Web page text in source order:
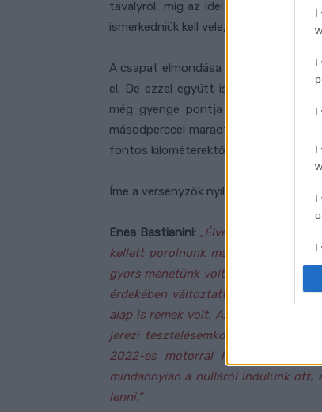
I
I
I
I
I
I
tavalyról, míg az idei modellról, a
ismerkedniük kell vele, ezért is
A csapat elmondása szerint Enea
el. De ezzel együtt is boldogok,
még gyenge pontja volt. A
másodperccel maradt el Bestiától, a
fontos kilométerektől ütötte el őt.
Íme a versenyzők nyilatkozatai:
Enea Bastianini: „Élvezet volt újra
kellett porolnunk magunkat, de ma
gyors menetünk volt, de az elég jól
érdekében változtattunk pár dolgot
alap is remek volt. Az új
jerezi tesztelésemkor mosolyogtam
2022-es motorral hasonló
mindannyian a nulláról indulunk ott,
lenni.”